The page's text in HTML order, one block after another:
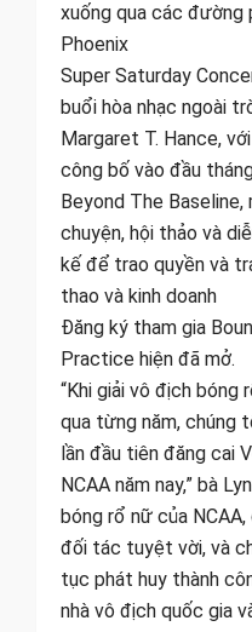
xuống qua các đường
Phoenix
Super Saturday
buổi hòa nhạc ngoài
Margaret T. Hance,
công bố vào đầu
Beyond The
chuyện, hội thảo và
kế để trao quyền và
thao và kinh doanh
Đăng ký tham gia
Practice hiện đã mở.
“Khi giải vô địch bóng
qua từng năm, chúng
lần đầu tiên đăng cai
NCAA năm nay,” bà
bóng rổ nữ của
đối tác tuyệt vời, và
tục phát huy thành
nhà vô địch quốc gia